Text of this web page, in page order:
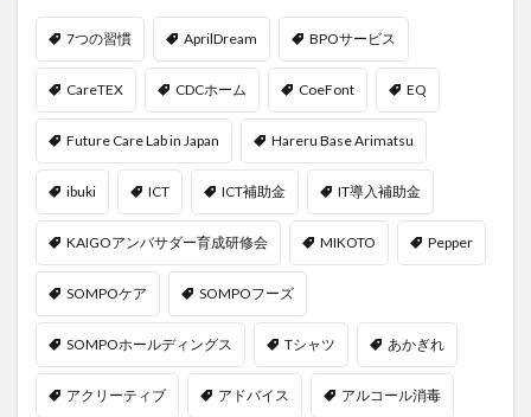
7つの習慣 AprilDream BPOサービス
CareTEX CDCホーム CoeFont EQ
Future Care Lab in Japan Hareru Base Arimatsu
ibuki ICT ICT補助金 IT導入補助金
KAIGOアンバサダー育成研修会 MIKOTO Pepper
SOMPOケア SOMPOフーズ
SOMPOホールディングス Tシャツ あかぎれ
アクリーティブ アドバイス アルコール消毒